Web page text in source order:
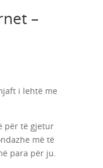
–
i lehtë me
për të gjetur
më të
para për ju.